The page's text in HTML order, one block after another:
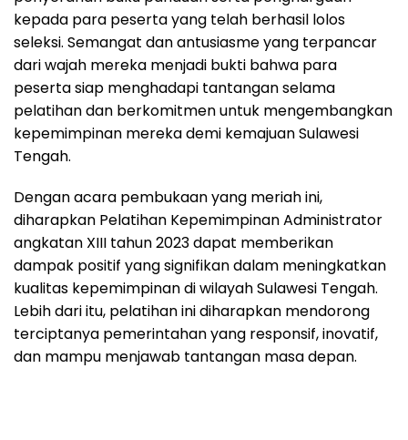
kepada para peserta yang telah berhasil lolos
seleksi. Semangat dan antusiasme yang terpancar
dari wajah mereka menjadi bukti bahwa para
peserta siap menghadapi tantangan selama
pelatihan dan berkomitmen untuk mengembangkan
kepemimpinan mereka demi kemajuan Sulawesi
Tengah.
Dengan acara pembukaan yang meriah ini,
diharapkan Pelatihan Kepemimpinan Administrator
angkatan XIII tahun 2023 dapat memberikan
dampak positif yang signifikan dalam meningkatkan
kualitas kepemimpinan di wilayah Sulawesi Tengah.
Lebih dari itu, pelatihan ini diharapkan mendorong
terciptanya pemerintahan yang responsif, inovatif,
dan mampu menjawab tantangan masa depan.